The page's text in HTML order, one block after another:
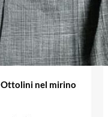
Ottolini nel mirino